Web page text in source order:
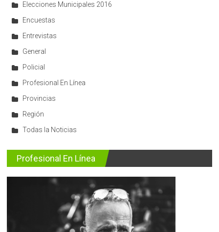
Elecciones Municipales 2016
Encuestas
Entrevistas
General
Policial
Profesional En Línea
Provincias
Región
Todas la Noticias
Profesional En Línea